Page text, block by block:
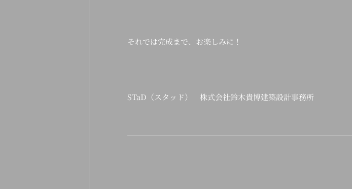
それでは完成まで、お楽しみに！
STaD（スタッド） 株式会社鈴木貴博建築設計事務所